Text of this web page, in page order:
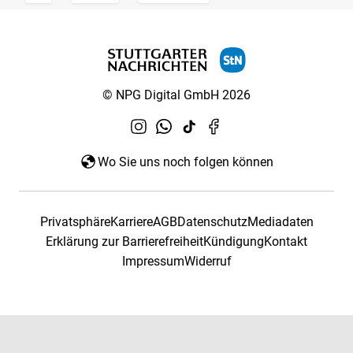
© NPG Digital GmbH 2026
Wo Sie uns noch folgen können
PrivatsphäreKarriereAGBDatenschutzMediadaten
Erklärung zur BarrierefreiheitKündigungKontakt
ImpressumWiderruf